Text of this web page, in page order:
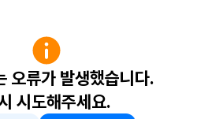
오류가 발생했습니다.
시도해주세요.